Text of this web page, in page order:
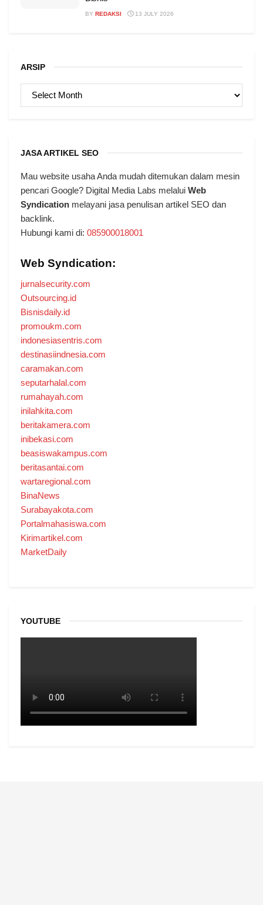
BY REDAKSI 13 JULY 2026
ARSIP
ARSIP
JASA ARTIKEL SEO
Mau website usaha Anda mudah ditemukan dalam mesin
pencari Google? Digital Media Labs melalui Web
Syndication melayani jasa penulisan artikel SEO dan
backlink.
Hubungi kami di: 085900018001
Web Syndication:
jurnalsecurity.com
Outsourcing.id
Bisnisdaily.id
promoukm.com
indonesiasentris.com
destinasiindnesia.com
caramakan.com
seputarhalal.com
rumahayah.com
inilahkita.com
beritakamera.com
inibekasi.com
beasiswakampus.com
beritasantai.com
wartaregional.com
BinaNews
Surabayakota.com
Portalmahasiswa.com
Kirimartikel.com
MarketDaily
YOUTUBE